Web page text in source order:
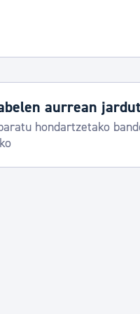
aurrean
hondartzetako